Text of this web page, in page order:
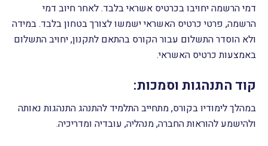
דמי הרשמה יחויבו בכרטיס אשראי בלבד. לאחר חיוב דמי
הרשמה, פרטי כרטיס האשראי ישמשו לצורך בטחון בלבד. במידה
ולא הוסדר התשלום עבור הקורס בהתאם לתקנון, יחויב התשלום
באמצעות כרטיס האשראי.
קוד התנהגות וסמכות:
במהלך לימודיו בקורס, מתחייב התלמיד להתנהג התנהגות נאותה
ולהישמע להוראות החברה, מנהליה, עובדיה ומדריכיה.